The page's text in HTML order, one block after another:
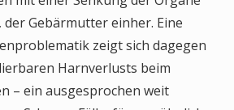
Gebärmutter einher. Eine
zeigt sich dagegen
Harnverlusts beim
– ein ausgesprochen weit